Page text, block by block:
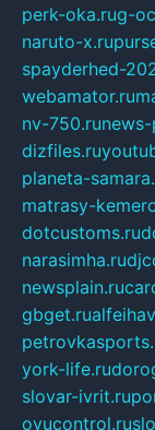
perk-oka.rug-
naruto-x.ru
spayderhed-
webamator.ru
nv-750.ru
dizfiles.ru
planeta-
matrasy-
dotcustoms.ru
narasimha.ru
newsplain.ru
gbget.ru
york-life.ru
slovar-ivrit.ru
ovucontrol.ru